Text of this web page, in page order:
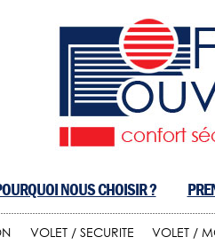
NOUS CHOISIR ?
VOLET / SECURITE VOLET /